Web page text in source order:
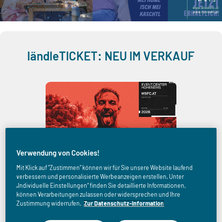
ländleTICKET: NEU IM VERKAUF
Verwendung von Cookies!
Mit Klick auf "Zustimmen" können wir für Sie unsere Website laufend
verbessern und personalisierte Werbeanzeigen erstellen. Unter
„Individuelle Einstellungen“ finden Sie detaillierte Informationen,
können Verarbeitungen zulassen oder widersprechen und Ihre
Zustimmung widerrufen.
Zur Datenschutz-Information